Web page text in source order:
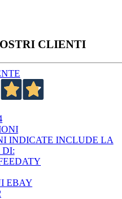
CLIENTI
INDICATE INCLUDE LA
DI:
EBAY